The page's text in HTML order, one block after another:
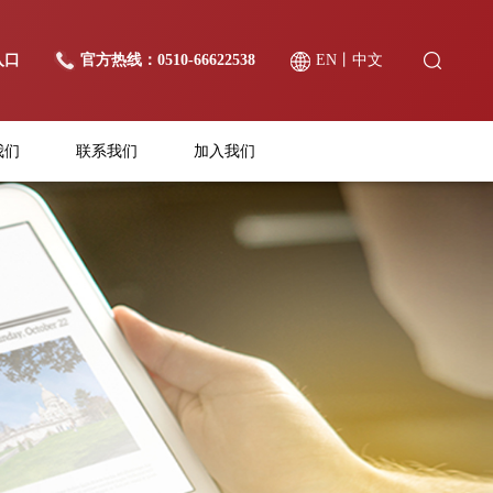
EN丨 中文
官方热线：0510-66622538
们 联系我们 加入我们